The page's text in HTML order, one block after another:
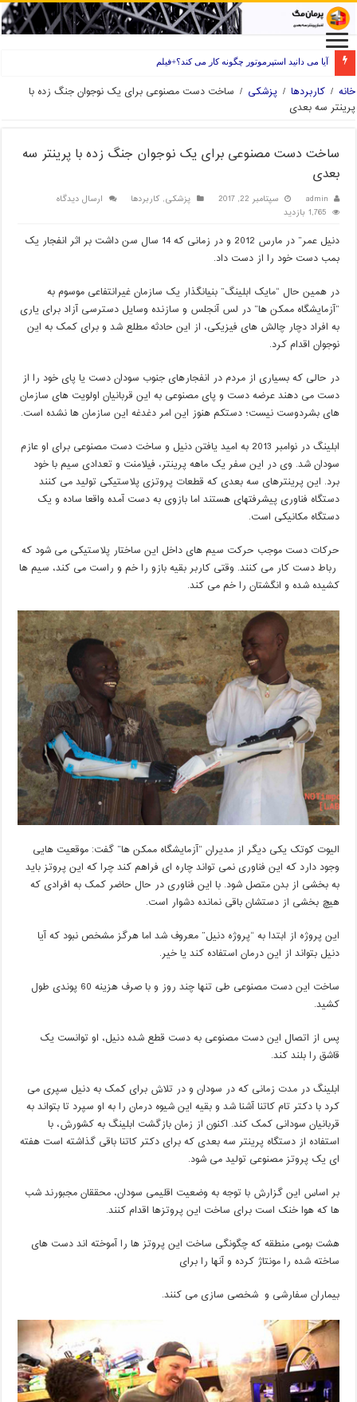
آیا می دانید استپرموتور چگونه کار می کند؟+فیلم
راه های انتخاب فیلامنت خوب برای پرینتر سه بعدی
خانه / کاربردها / پزشکی / ساخت دست مصنوعی برای یک نوجوان جنگ زده با
پرینتر سه بعدی
ساخت دست مصنوعی برای یک نوجوان جنگ زده با پرینتر سه
بعدی
admin سپتامبر 22, 2017 پزشکی, کاربردها
ارسال دیدگاه
1,765 بازدید
دنیل عمر” در مارس 2012 و در زمانی که 14 سال سن داشت بر اثر انفجار یک
بمب دست خود را از دست داد.
در همین حال “مایک ابلینگ” بنیانگذار یک سازمان غیرانتفاعی موسوم به
“آزمایشگاه ممکن ها” در لس آنجلس و سازنده وسایل دسترسی آزاد برای یاری
به افراد دچار چالش های فیزیکی، از این حادثه مطلع شد و برای کمک به این
نوجوان اقدام کرد.
در حالی که بسیاری از مردم در انفجارهای جنوب سودان دست یا پای خود را از
دست می دهند عرضه دست و پای مصنوعی به این قربانیان اولویت های سازمان
های بشردوست نیست؛ دستکم هنوز این امر دغدغه این سازمان ها نشده است.
ابلینگ در نوامبر 2013 به امید یافتن دنیل و ساخت دست مصنوعی برای او عازم
سودان شد. وی در این سفر یک ماهه پرینتر، فیلامنت و تعدادی سیم با خود
برد. این پرینترهای سه بعدی که قطعات پروتزی پلاستیکی تولید می کنند
دستگاه فناوری پیشرفتهای هستند اما بازوی به دست آمده واقعا ساده و یک
دستگاه مکانیکی است.
حرکات دست موجب حرکت سیم های داخل این ساختار پلاستیکی می شود که
رباط دست کار می کنند. وقتی کاربر بقیه بازو را خم و راست می کند، سیم ها
کشیده شده و انگشتان را خم می کند.
الیوت کوتک یکی دیگر از مدیران “آزمایشگاه ممکن ها” گفت: موقعیت هایی
وجود دارد که این فناوری نمی تواند چاره ای فراهم کند چرا که این پروتز باید
به بخشی از بدن متصل شود. با این فناوری در حال حاضر کمک به افرادی که
هیچ بخشی از دستشان باقی نمانده دشوار است.
این پروژه از ابتدا به “پروژه دنیل” معروف شد اما هرگز مشخص نبود که آیا
دنیل بتواند از این درمان استفاده کند یا خیر.
ساخت این دست مصنوعی طی تنها چند روز و با صرف هزینه 60 پوندی طول
کشید.
پس از اتصال این دست مصنوعی به دست قطع شده دنیل، او توانست یک
قاشق را بلند کند.
ابلینگ در مدت زمانی که در سودان و در تلاش برای کمک به دنیل سپری می
کرد با دکتر تام کاتنا آشنا شد و بقیه این شیوه درمان را به او سپرد تا بتواند به
قربانیان سودانی کمک کند. اکنون از زمان بازگشت ابلینگ به کشورش، با
استفاده از دستگاه پرینتر سه بعدی که برای دکتر کاتنا باقی گذاشته است هفته
ای یک پروتز مصنوعی تولید می شود.
بر اساس این گزارش با توجه به وضعیت اقلیمی سودان، محققان مجبورند شب
ها که هوا خنک است برای ساخت این پروتزها اقدام کنند.
هشت بومی منطقه که چگونگی ساخت این پروتز ها را آموخته اند دست های
ساخته شده را مونتاژ کرده و آنها را برای
بیماران سفارشی و شخصی سازی می کنند.